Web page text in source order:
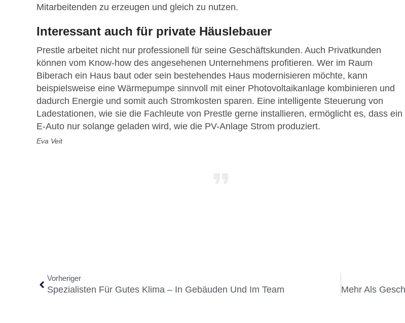
Mitarbeitenden zu erzeugen und gleich zu nutzen.
Interessant auch für private Häuslebauer
Prestle arbeitet nicht nur professionell für seine Geschäftskunden. Auch Privatkunden
können vom Know-how des angesehenen Unternehmens profitieren. Wer im Raum
Biberach ein Haus baut oder sein bestehendes Haus modernisieren möchte, kann
beispielsweise eine Wärmepumpe sinnvoll mit einer Photovoltaikanlage kombinieren und
dadurch Energie und somit auch Stromkosten sparen. Eine intelligente Steuerung von
Ladestationen, wie sie die Fachleute von Prestle gerne installieren, ermöglicht es, dass ein
E-Auto nur solange geladen wird, wie die PV-Anlage Strom produziert.
Eva Veit
Vorheriger
Spezialisten Für Gutes Klima – In Gebäuden Und Im Team